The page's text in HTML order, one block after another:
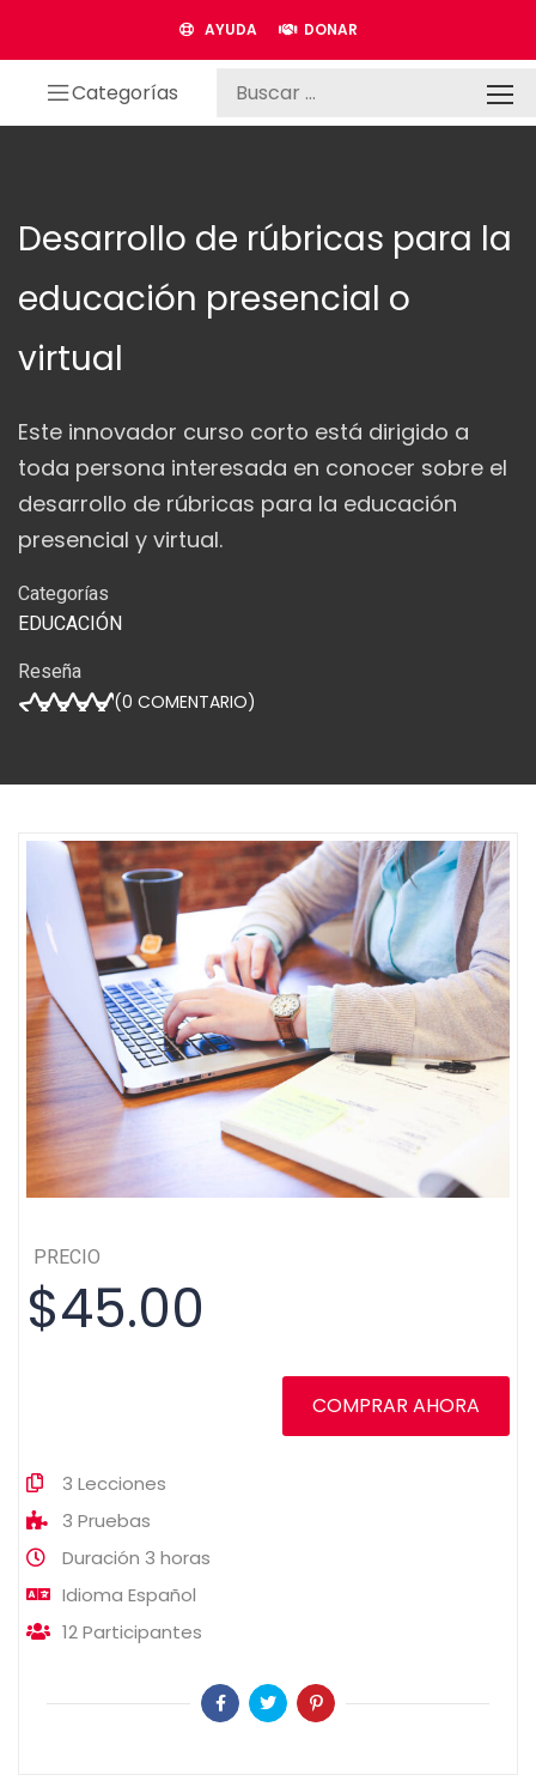
AYUDA DONAR
Categorías
Desarrollo de rúbricas para la
educación presencial o
virtual
Este innovador curso corto está dirigido a
toda persona interesada en conocer sobre el
desarrollo de rúbricas para la educación
presencial y virtual.
Categorías
EDUCACIÓN
Reseña
(0 COMENTARIO)
PRECIO
$45.00
COMPRAR AHORA
3 Lecciones
3 Pruebas
Duración 3 horas
Idioma Español
12Participantes